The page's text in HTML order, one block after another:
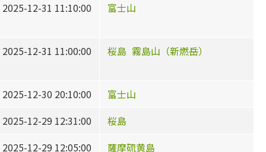
2025-12-31 11:10:00
富士山
2025-12-31 11:00:00 桜島 霧島山（新燃岳）
2025-12-30 20:10:00
富士山
2025-12-29 12:31:00
桜島
2025-12-29 12:05:00
薩摩硫黄島